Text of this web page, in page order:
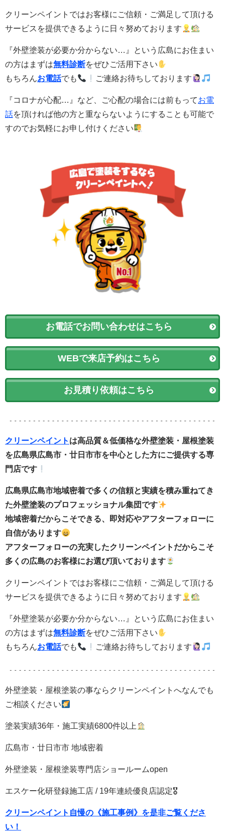
クリーンペイントではお客様にご信頼・ご満足して頂ける
サービスを提供できるように日々努めております
『外壁塗装が必要か分からない…』という広島にお住まい
の方はまずは無料診断をぜひご活用下さい
もちろんお電話でも ご連絡お待ちしております
『コロナが心配…』など、ご心配の場合には前もってお電
話を頂ければ他の方と重ならないようにすることも可能で
すのでお気軽にお申し付けください
お電話でお問い合わせはこちら
WEBで来店予約はこちら
お見積り依頼はこちら
クリーンペイント は高品質＆低価格な外壁塗装・屋根塗装
を広島県広島市・廿日市市を中心とした方にご提供する専
門店です
広島県広島市地域密着で多くの信頼と実績を積み重ねてき
た外壁塗装のプロフェッショナル集団です
地域密着だからこそできる、即対応やアフターフォローに
自信があります
アフターフォローの充実したクリーンペイントだからこそ
多くの広島のお客様にお選び頂いております
クリーンペイントではお客様にご信頼・ご満足して頂ける
サービスを提供できるように日々努めております
『外壁塗装が必要か分からない…』という広島にお住まい
の方はまずは無料診断をぜひご活用下さい
もちろんお電話でも ご連絡お待ちしております
外壁塗装・屋根塗装の事ならクリーンペイントへなんでも
ご相談ください
塗装実績36年・施工実績6800件以上
広島市・廿日市市 地域密着
外壁塗装・屋根塗装専門店ショールームopen
エスケー化研登録施工店 / 19年連続優良店認定🎖
クリーンペイント自慢の《施工事例》を是非ご覧くださ
い！